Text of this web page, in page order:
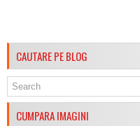
CAUTARE PE BLOG
CUMPARA IMAGINI